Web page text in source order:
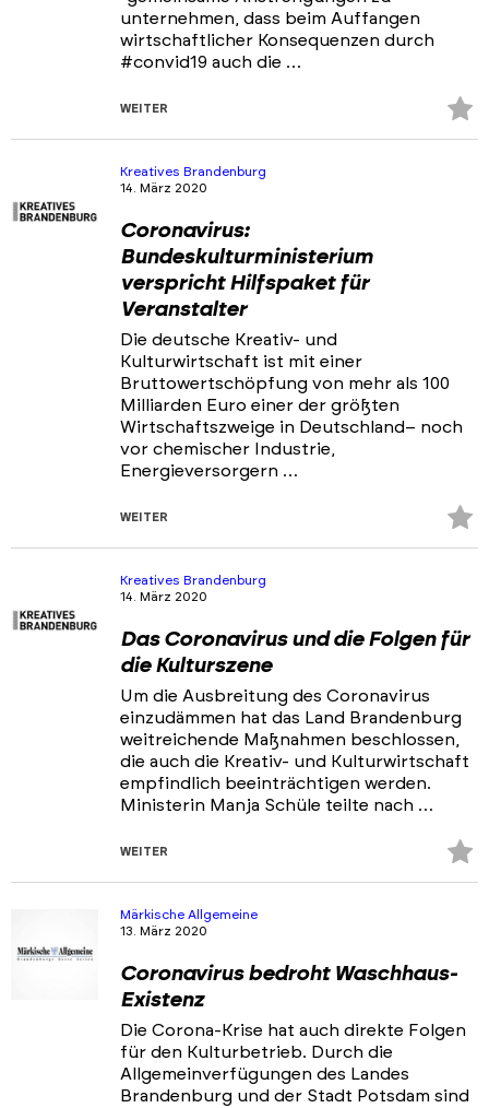
unternehmen, dass beim Auffangen
wirtschaftlicher Konsequenzen durch
#convid19 auch die …
WEITER
Kreatives Brandenburg
14. März 2020
Coronavirus:
Bundeskulturministerium
verspricht Hilfspaket für
Veranstalter
Die deutsche Kreativ- und
Kulturwirtschaft ist mit einer
Bruttowertschöpfung von mehr als 100
Milliarden Euro einer der größten
Wirtschaftszweige in Deutschland– noch
vor chemischer Industrie,
Energieversorgern …
WEITER
Kreatives Brandenburg
14. März 2020
Das Coronavirus und die Folgen für
die Kulturszene
Um die Ausbreitung des Coronavirus
einzudämmen hat das Land Brandenburg
weitreichende Maßnahmen beschlossen,
die auch die Kreativ- und Kulturwirtschaft
empfindlich beeinträchtigen werden.
Ministerin Manja Schüle teilte nach …
WEITER
Märkische Allgemeine
13. März 2020
Coronavirus bedroht Waschhaus-
Existenz
Die Corona-Krise hat auch direkte Folgen
für den Kulturbetrieb. Durch die
Allgemeinverfügungen des Landes
Brandenburg und der Stadt Potsdam sind